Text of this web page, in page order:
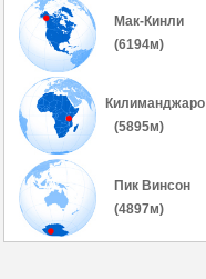
Мак-Кинли
(6194м)
Килиманджаро
(5895м)
Пик Винсон
(4897м)